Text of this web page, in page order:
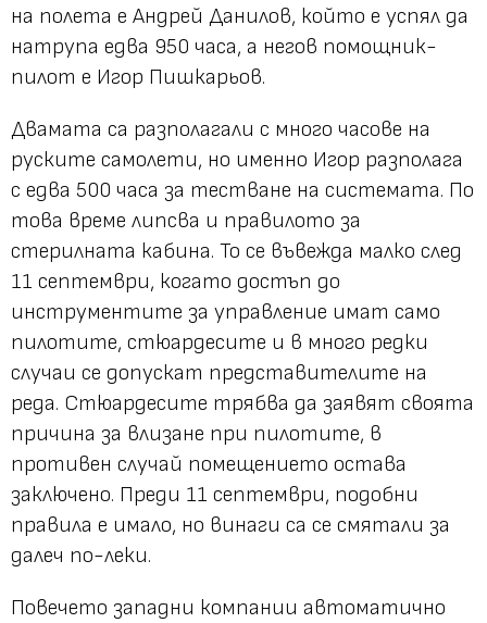
на полета е Андрей Данилов, който е успял да
натрупа едва 950 часа, а негов помощник-
пилот е Игор Пишкарьов.
Двамата са разполагали с много часове на
руските самолети, но именно Игор разполага
с едва 500 часа за тестване на системата. По
това време липсва и правилото за
стерилната кабина. То се въвежда малко след
11 септември, когато достъп до
инструментите за управление имат само
пилотите, стюардесите и в много редки
случаи се допускат представителите на
реда. Стюардесите трябва да заявят своята
причина за влизане при пилотите, в
противен случай помещението остава
заключено. Преди 11 септември, подобни
правила е имало, но винаги са се смятали за
далеч по-леки.
Повечето западни компании автоматично